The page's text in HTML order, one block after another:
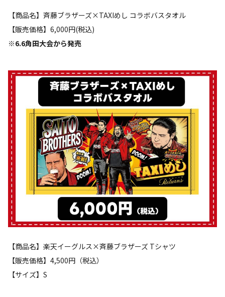
【商品名】斉藤ブラザーズ×TAXIめし コラボバスタオル
【販売価格】6,000円(税込)
※6.6角田大会から発売
【商品名】楽天イーグルス×斉藤ブラザーズ Tシャツ
【販売価格】4,500円（税込）
【サイズ】S